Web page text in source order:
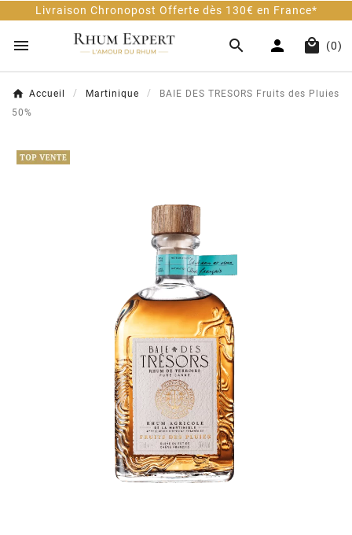
Livraison Chronopost Offerte dès 130€ en France*
    (0)
Accueil Martinique
BAIE DES TRESORS Fruits des Pluies
50%